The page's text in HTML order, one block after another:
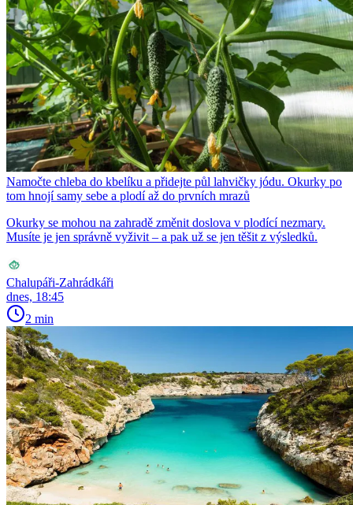
Namočte chleba do kbelíku a přidejte půl lahvičky jódu. Okurky po
tom hnojí samy sebe a plodí až do prvních mrazů
Okurky se mohou na zahradě změnit doslova v plodící nezmary.
Musíte je jen správně vyživit – a pak už se jen těšit z výsledků.
Chalupáři-Zahrádkáři
dnes, 18:45
2 min